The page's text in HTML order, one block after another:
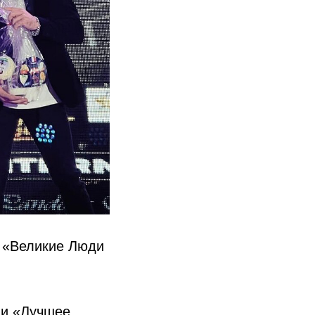
«Великие Люди
«Лучшее